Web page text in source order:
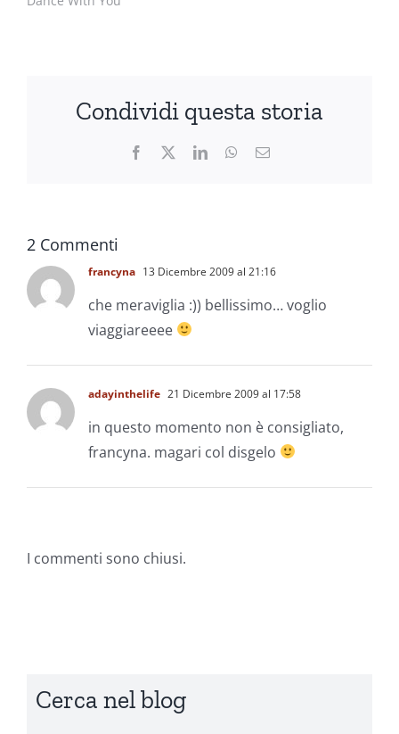
Condividi questa storia
Facebook LinkedInWhatsApp
Email
2 Commenti
francyna 13 Dicembre 2009 al 21:16
che meraviglia :)) bellissimo… voglio
viaggiareeee
adayinthelife 21 Dicembre 2009 al 17:58
in questo momento non è consigliato,
francyna. magari col disgelo
I commenti sono chiusi.
Cerca nel blog